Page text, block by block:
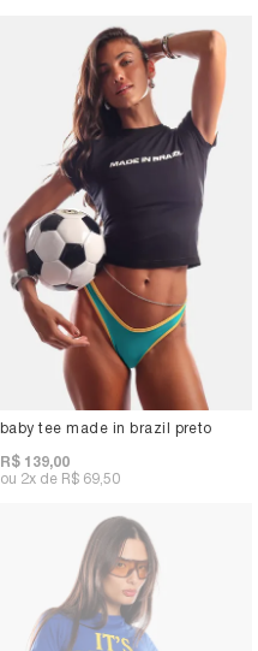
baby tee made in brazil preto
R$ 139,00
2x R$ 69,50